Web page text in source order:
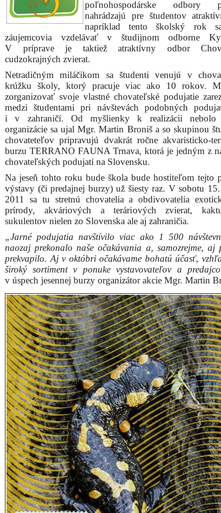
Na jeseň tohto roku bude škola bude hostiteľom tejto
výstavy (či predajnej burzy) už šiesty raz. V sobotu
2011 sa tu stretnú chovatelia a obdivovatelia
prírody, akváriových a teráriových zvierat,
sukulentov nielen zo Slovenska ale aj zahraničia.
„Jarné podujatia navštívilo viac ako 1 500
naozaj prekonalo naše očakávania a, samozrejme, aj
prekvapilo. Aj v októbri očakávame bohatú účasť,
široký sortiment v ponuke vystavovateľov a
v úspech jesennej burzy organizátor akcie Mgr. Martin
Aj Slovensko má už teraristiku na známkach.
vydaná v októbri 2009 zobrazuje Salamandru
(Salamandra salamandra)